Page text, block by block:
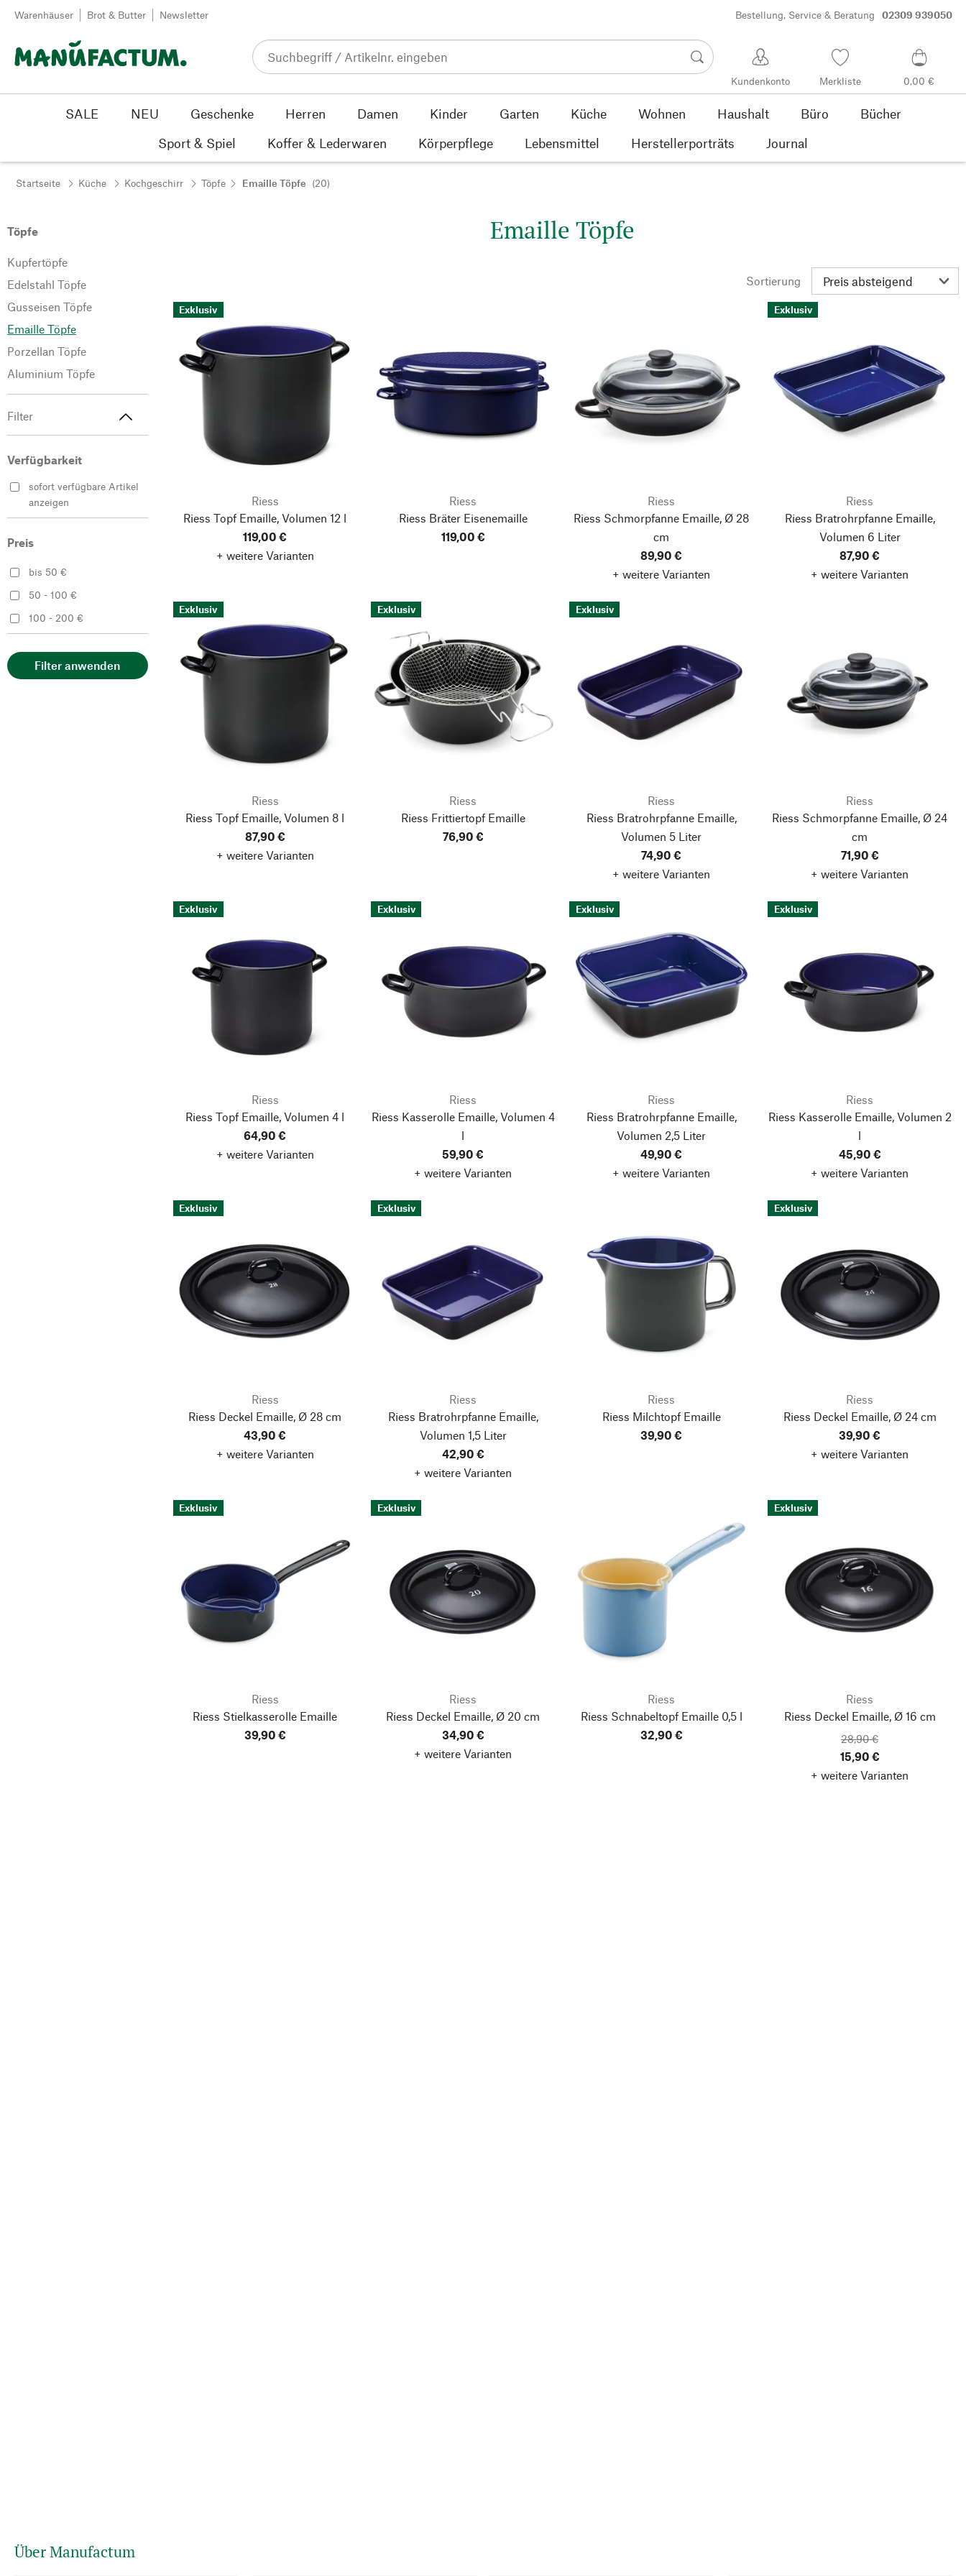
Zum Inhalt springen
Warenhäuser Brot & Butter Newsletter Bestellung, Service & Beratung 02309 939050
Kundenkonto Merkliste 0,00 €
SALE NEU Geschenke Herren Damen Kinder Garten Küche Wohnen Haushalt Büro
Bücher
Sport & Spiel
Koffer & Lederwaren Körperpflege Lebensmittel Herstellerporträts Journal
Startseite Küche Kochgeschirr Töpfe Emaille Töpfe (20)
Töpfe
Kupfertöpfe
Edelstahl Töpfe
Gusseisen Töpfe
Emaille Töpfe
Porzellan Töpfe
Aluminium Töpfe
Filter
Verfügbarkeit
sofort verfügbare Artikel
anzeigen
Preis
bis 50 €
50 - 100 €
100 - 200 €
Filter anwenden
Emaille Töpfe
Sortierung
Exklusiv
Riess
Riess Topf Emaille, Volumen 12 l
119,00 €
+ weitere Varianten
Riess
Riess Bräter Eisenemaille
119,00 €
Riess
Riess Schmorpfanne Emaille, Ø 28
cm
89,90 €
+ weitere Varianten
Exklusiv
Riess
Riess Bratrohrpfanne Emaille,
Volumen 6 Liter
87,90 €
+ weitere Varianten
Exklusiv
Riess
Riess Topf Emaille, Volumen 8 l
87,90 €
+ weitere Varianten
Exklusiv
Riess
Riess Frittiertopf Emaille
76,90 €
Exklusiv
Riess
Riess Bratrohrpfanne Emaille,
Volumen 5 Liter
74,90 €
+ weitere Varianten
Riess
Riess Schmorpfanne Emaille, Ø 24
cm
71,90 €
+ weitere Varianten
Exklusiv
Riess
Riess Topf Emaille, Volumen 4 l
64,90 €
+ weitere Varianten
Exklusiv
Riess
Riess Kasserolle Emaille, Volumen 4
l
59,90 €
+ weitere Varianten
Exklusiv
Riess
Riess Bratrohrpfanne Emaille,
Volumen 2,5 Liter
49,90 €
+ weitere Varianten
Exklusiv
Riess
Riess Kasserolle Emaille, Volumen 2
l
45,90 €
+ weitere Varianten
Exklusiv
Riess
Riess Deckel Emaille, Ø 28 cm
43,90 €
+ weitere Varianten
Exklusiv
Riess
Riess Bratrohrpfanne Emaille,
Volumen 1,5 Liter
42,90 €
+ weitere Varianten
Riess
Riess Milchtopf Emaille
39,90 €
Exklusiv
Riess
Riess Deckel Emaille, Ø 24 cm
39,90 €
+ weitere Varianten
Exklusiv
Riess
Riess Stielkasserolle Emaille
39,90 €
Exklusiv
Riess
Riess Deckel Emaille, Ø 20 cm
34,90 €
+ weitere Varianten
Riess
Riess Schnabeltopf Emaille 0,5 l
32,90 €
Exklusiv
Riess
Riess Deckel Emaille, Ø 16 cm
28,90 €
15,90 €
+ weitere Varianten
Über Manufactum